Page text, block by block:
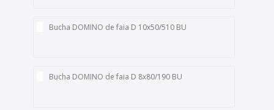
Bucha DOMINO de faia D 10x50/510 BU
Bucha DOMINO de faia D 8x80/190 BU